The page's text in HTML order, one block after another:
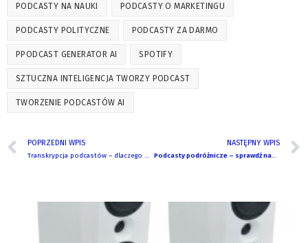
PODCASTY NA NAUKI PODCASTY O MARKETINGU
PODCASTY POLITYCZNE PODCASTY ZA DARMO
PPODCAST GENERATOR AI SPOTIFY
SZTUCZNA INTELIGENCJA TWORZY PODCAST
TWORZENIE PODCASTÓW AI
POPRZEDNI WPIS
Transkrypcja podcastów – dlaczego warto ją wykonać?
NASTĘPNY WPIS
Podcasty podróżnicze – sprawdź nasze top 5